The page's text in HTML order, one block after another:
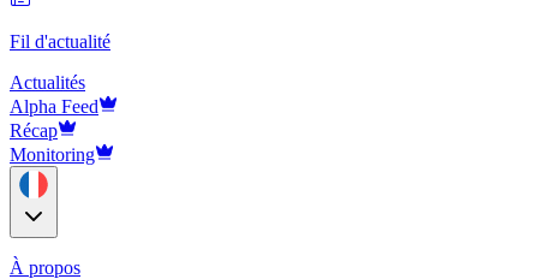
Fil d'actualité
Actualités
Alpha Feed
Récap
Monitoring
À propos